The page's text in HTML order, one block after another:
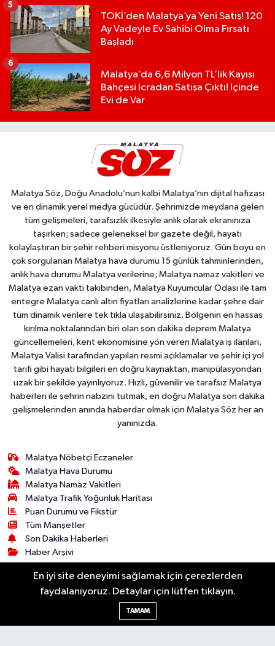
TOKİ’den Malatya’ya Yeni Satış! 120
Ay Vadeyle Ev Sahibi Olma Fırsatı
Başladı
5
Malatya’da 6,6 Milyon TL’lik Kayısı
Bahçesi İcradan Satışa Çıktı! İçinde
Evi de Var
6
Malatya Söz, Doğu Anadolu’nun kalbi Malatya’nın dijital hafızası
ve en dinamik yerel medya gücüdür. Şehrimizde meydana gelen
tüm gelişmeleri, tarafsızlık ilkesiyle anlık olarak ekranınıza
taşırken; sadece geleneksel bir gazete değil, hayatı
kolaylaştıran bir şehir rehberi misyonu üstleniyoruz. Gün boyu en
çok sorgulanan Malatya hava durumu 15 günlük tahminlerinden,
anlık hava durumu Malatya verilerine; Malatya namaz vakitleri ve
Malatya ezan vakti takibinden, Malatya Kuyumcular Odası ile tam
entegre Malatya canlı altın fiyatları analizlerine kadar şehre dair
tüm dinamik verilere tek tıkla ulaşabilirsiniz. Bölgenin en hassas
kırılma noktalarından biri olan son dakika deprem Malatya
güncellemeleri, kent ekonomisine yön veren Malatya iş ilanları,
Malatya Valisi tarafından yapılan resmi açıklamalar ve şehir içi yol
tarifi gibi hayati bilgileri en doğru kaynaktan, manipülasyondan
uzak bir şekilde yayınlıyoruz. Hızlı, güvenilir ve tarafsız Malatya
haberleri ile şehrin nabzını tutmak, en doğru Malatya son dakika
gelişmelerinden anında haberdar olmak için Malatya Söz her an
yanınızda.
Malatya Nöbetçi Eczaneler
Malatya Hava Durumu
Malatya Namaz Vakitleri
Malatya Trafik Yoğunluk Haritası
Puan Durumu ve Fikstür
Tüm Manşetler
Son Dakika Haberleri
Haber Arşivi
Bilim & Teknoloji Dünya
Kültür & Sanat
Dünya
Siyaset
En iyi site deneyimi sağlamak için çerezlerden
faydalanıyoruz. Detaylar için lütfen tıklayın.
TAMAM